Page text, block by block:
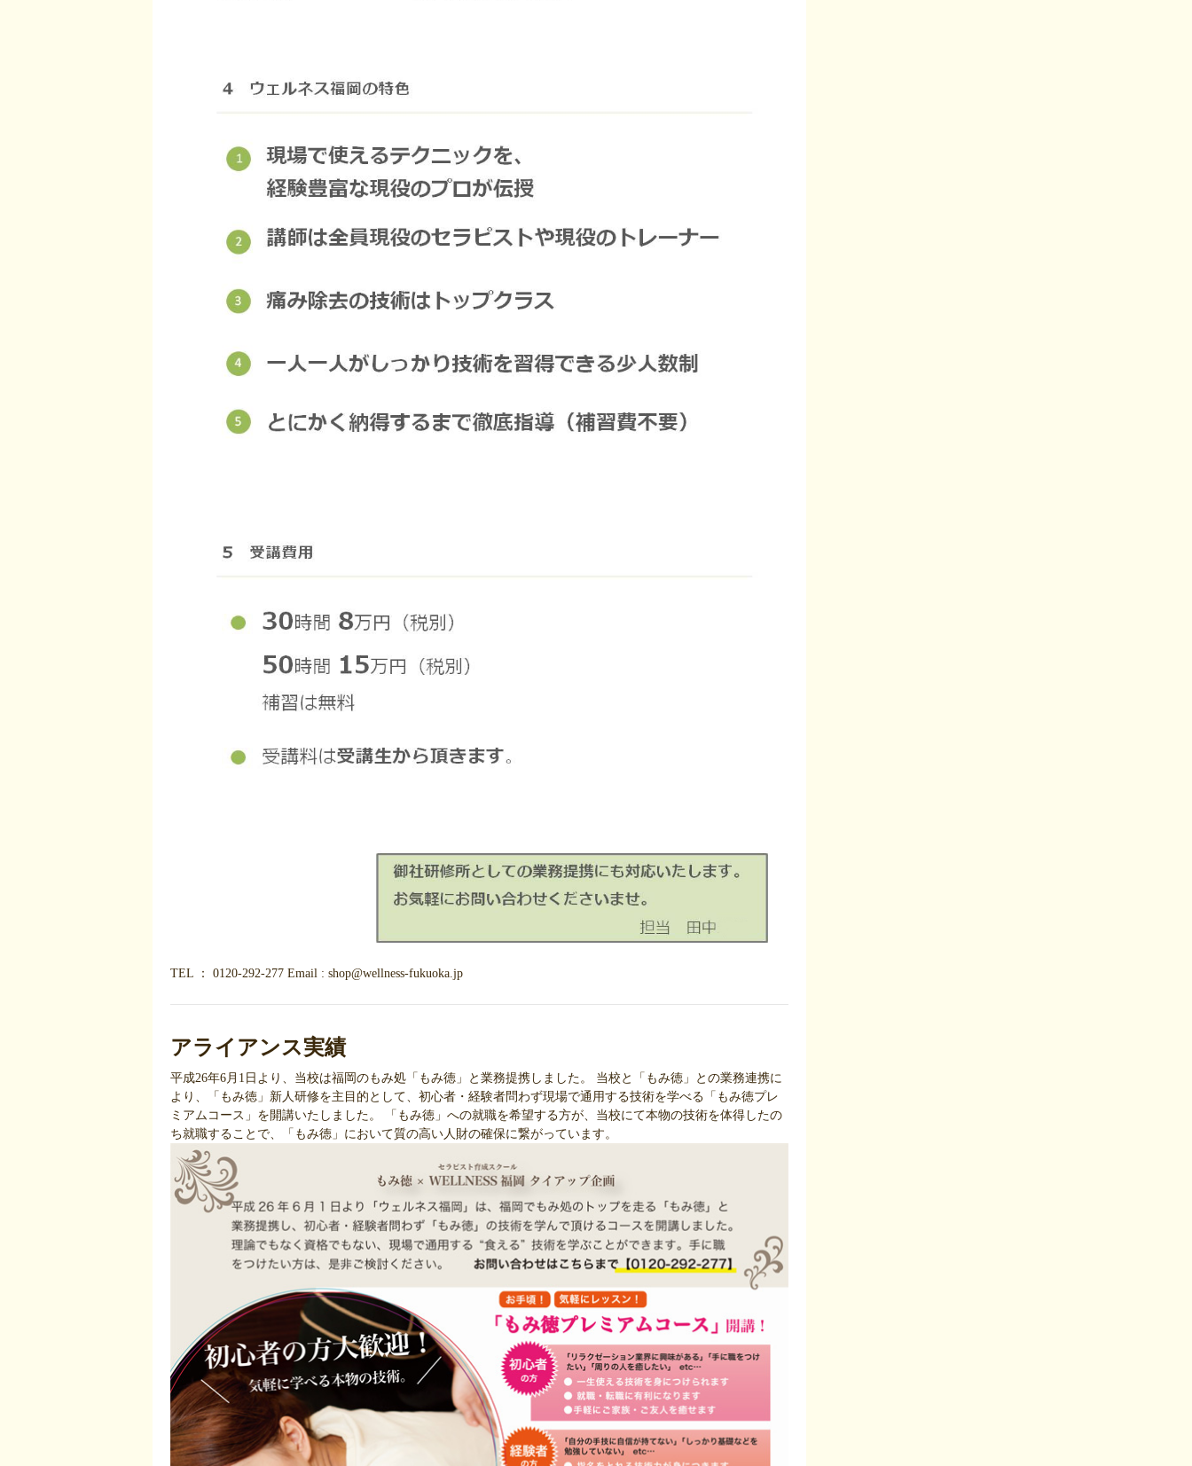
TEL ： 0120-292-277 Email : shop@wellness-fukuoka.jp
アライアンス実績
平成26年6月1日より、当校は福岡のもみ処「もみ徳」と業務提携しました。 当校と「もみ徳」との業務連携に
より、「もみ徳」新人研修を主目的として、初心者・経験者問わず現場で通用する技術を学べる「もみ徳プレ
ミアムコース」を開講いたしました。 「もみ徳」への就職を希望する方が、当校にて本物の技術を体得したの
ち就職することで、「もみ徳」において質の高い人財の確保に繋がっています。